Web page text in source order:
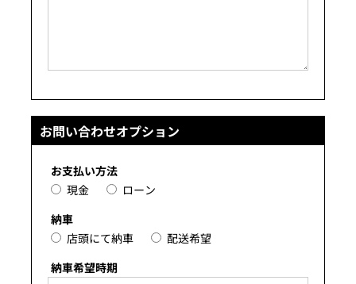
お問い合わせオプション
お支払い方法
現金
ローン
納車
店頭にて納車
配送希望
納車希望時期